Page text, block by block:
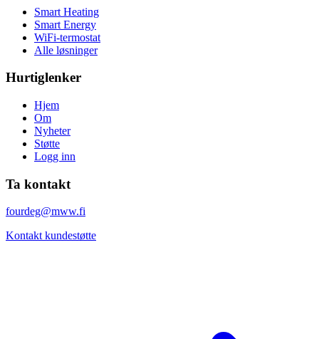
Smart Heating
Smart Energy
WiFi-termostat
Alle løsninger
Hurtiglenker
Hjem
Om
Nyheter
Støtte
Logg inn
Ta kontakt
fourdeg@mww.fi
Kontakt kundestøtte